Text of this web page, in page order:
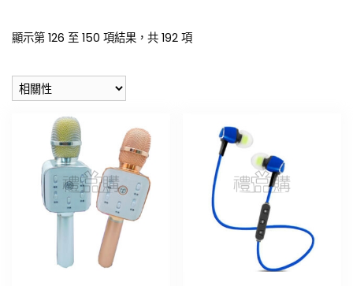
顯示第 126 至 150 項結果，共 192 項